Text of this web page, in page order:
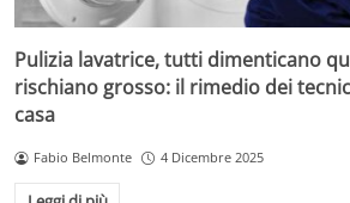
Pulizia lavatrice, tutti dimenticano
rischiano grosso: il rimedio dei
casa
Fabio Belmonte 4 Dicembre 2025